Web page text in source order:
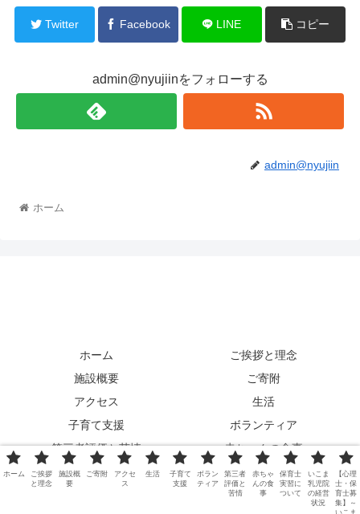
Twitter Facebook LINE コピー
admin@nyujiinをフォローする
admin@nyujiin
ホーム
ホーム
ご挨拶と理念
施設概要
ご寄附
アクセス
生活
子育て支援
ボランティア
第三者評価と苦情
赤ちゃんの食事
保育士実習について
いこま乳児院の経営状況
【心理士・保育士募集】～いこま乳児院で働こう！～
ホーム
ご挨拶
と理念
施設概
要
ご寄附
アクセ
ス
生活
子育て
支援
ボラン
ティア
第三者
評価と
苦情
赤ちゃ
んの食
事
保育士
実習に
ついて
いこま
乳児院
の経営
状況
【心理
士・保
育士募
集】～
いこま